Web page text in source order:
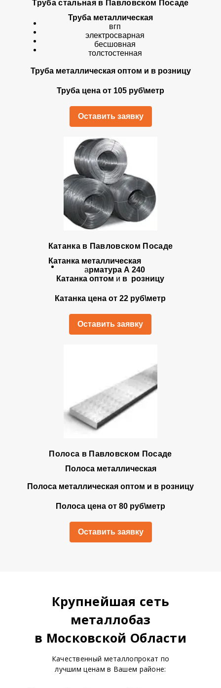
Труба стальная в Павловском Посаде
Труба металлическая
вгп
электросварная
бесшовная
толстостенная
Труба металлическая оптом и в розницу
Труба цена от 105 руб\метр
Оставить заявку
Катанка в Павловском Посаде
Катанка металлическая
арматура А 240
Катанка оптом и в розницу
Катанка цена от 22 руб\метр
Оставить заявку
Полоса в Павловском Посаде
Полоса металлическая
Полоса металлическая оптом и в розницу
Полоса цена от 80 руб\метр
Оставить заявку
Крупнейшая сеть
металлобаз
в Московской Области
Качественный металлопрокат по
лучшим ценам в Вашем районе: